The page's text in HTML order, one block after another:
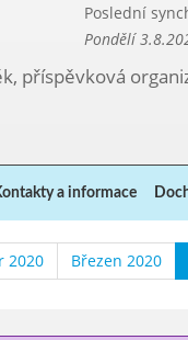
Poslední
Pondělí
příspěvková
a informace
2020 Březen 2020